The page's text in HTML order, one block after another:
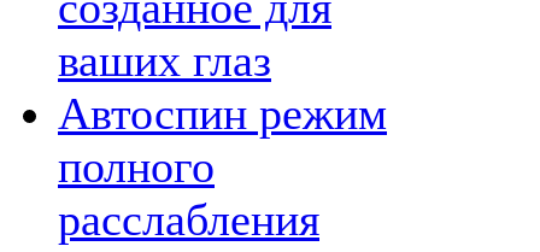
ваших глаз
Автоспин режим
полного
расслабления